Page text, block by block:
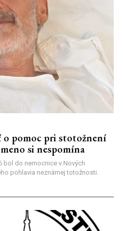
o pomoc pri stotožnení
si nespomína
bol do nemocnice v Nových
pohlavia neznámej totožnosti.